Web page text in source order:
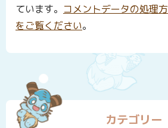
ています。 コメントデータの処理
をご覧ください。
カテゴリー